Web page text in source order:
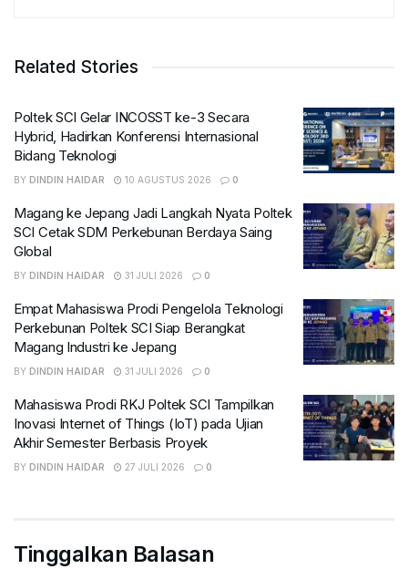
Related Stories
Poltek SCI Gelar INCOSST ke-3 Secara
Hybrid, Hadirkan Konferensi Internasional
Bidang Teknologi
BY DINDIN HAIDAR 10 AGUSTUS 2026 0
Magang ke Jepang Jadi Langkah Nyata Poltek
SCI Cetak SDM Perkebunan Berdaya Saing
Global
BY DINDIN HAIDAR 31 JULI 2026 0
Empat Mahasiswa Prodi Pengelola Teknologi
Perkebunan Poltek SCI Siap Berangkat
Magang Industri ke Jepang
BY DINDIN HAIDAR 31 JULI 2026 0
Mahasiswa Prodi RKJ Poltek SCI Tampilkan
Inovasi Internet of Things (IoT) pada Ujian
Akhir Semester Berbasis Proyek
BY DINDIN HAIDAR 27 JULI 2026 0
Tinggalkan Balasan